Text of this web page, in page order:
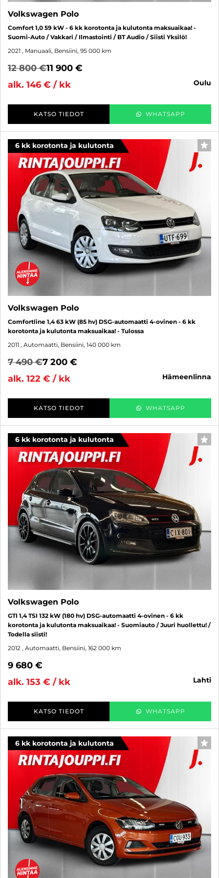
Volkswagen Polo
Comfort 1,0 59 kW - 6 kk korotonta ja kulutonta maksuaikaa! -
Suomi-Auto / Vakkari / Ilmastointi / BT Audio / Siisti Yksilö!
2021 , Manuaali, Bensiini, 95 000 km
12 800 €11 900 €
alk. 146 € / kk
oulu
KATSO TIEDOT WHATSAPP
6 kk korotonta ja kulutonta
Volkswagen Polo
Comfortline 1,4 63 kW (85 hv) DSG-automaatti 4-ovinen - 6 kk
korotonta ja kulutonta maksuaikaa! - Tulossa
2011 , Automaatti, Bensiini, 140 000 km
7 490 €7 200 €
alk. 122 € / kk
hämeenlinna
KATSO TIEDOT WHATSAPP
6 kk korotonta ja kulutonta
Volkswagen Polo
GTI 1,4 TSI 132 kW (180 hv) DSG-automaatti 4-ovinen - 6 kk
korotonta ja kulutonta maksuaikaa! - Suomiauto / Juuri huollettu! /
Todella siisti!
2012 , Automaatti, Bensiini, 162 000 km
9 680 €
alk. 153 € / kk
lahti
KATSO TIEDOT WHATSAPP
6 kk korotonta ja kulutonta